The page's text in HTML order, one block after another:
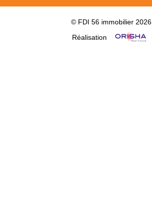
© FDI 56 immobilier 2026
Réalisation